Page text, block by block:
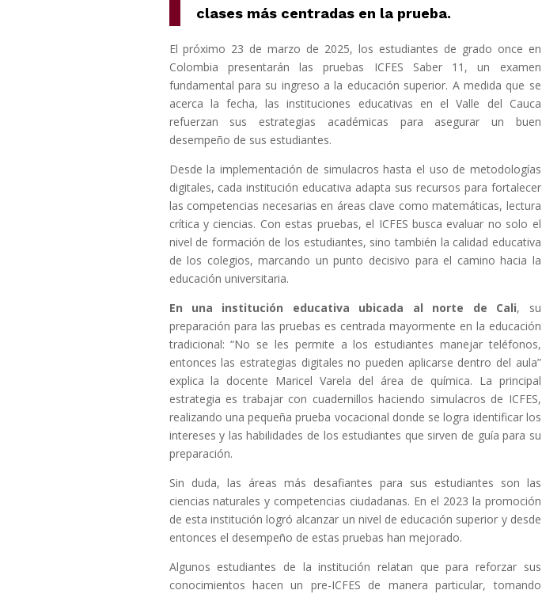
clases más centradas en la prueba.
El próximo 23 de marzo de 2025, los estudiantes de grado once en
Colombia presentarán las pruebas ICFES Saber 11, un examen
fundamental para su ingreso a la educación superior. A medida que se
acerca la fecha, las instituciones educativas en el Valle del Cauca
refuerzan sus estrategias académicas para asegurar un buen
desempeño de sus estudiantes.
Desde la implementación de simulacros hasta el uso de metodologías
digitales, cada institución educativa adapta sus recursos para fortalecer
las competencias necesarias en áreas clave como matemáticas, lectura
crítica y ciencias. Con estas pruebas, el ICFES busca evaluar no solo el
nivel de formación de los estudiantes, sino también la calidad educativa
de los colegios, marcando un punto decisivo para el camino hacia la
educación universitaria.
En una institución educativa ubicada al norte de Cali, su
preparación para las pruebas es centrada mayormente en la educación
tradicional: “No se les permite a los estudiantes manejar teléfonos,
entonces las estrategias digitales no pueden aplicarse dentro del aula”
explica la docente Maricel Varela del área de química. La principal
estrategia es trabajar con cuadernillos haciendo simulacros de ICFES,
realizando una pequeña prueba vocacional donde se logra identificar los
intereses y las habilidades de los estudiantes que sirven de guía para su
preparación.
Sin duda, las áreas más desafiantes para sus estudiantes son las
ciencias naturales y competencias ciudadanas. En el 2023 la promoción
de esta institución logró alcanzar un nivel de educación superior y desde
entonces el desempeño de estas pruebas han mejorado.
Algunos estudiantes de la institución relatan que para reforzar sus
conocimientos hacen un pre-ICFES de manera particular, tomando